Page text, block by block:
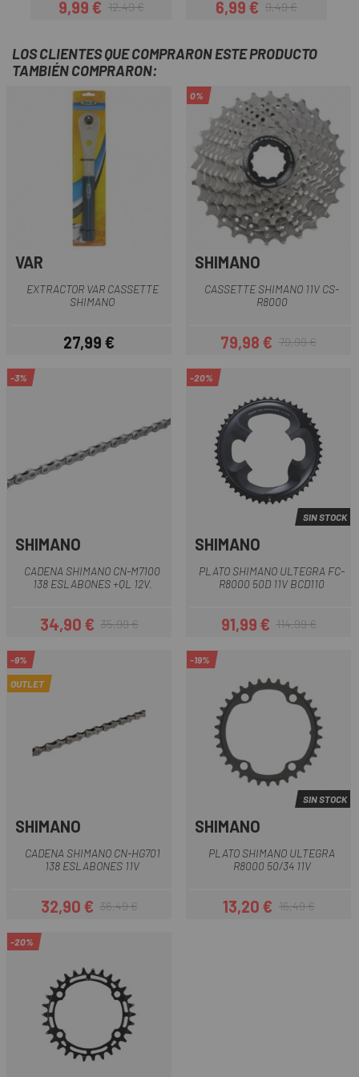
Precio
9,99 €Precio regular
12,49 €
Precio
6,99 €Precio regular
9,49 €
LOS CLIENTES QUE COMPRARON ESTE PRODUCTO
TAMBIÉN COMPRARON:
VAR
EXTRACTOR VAR CASSETTE
SHIMANO
Precio
27,99 €
0%
SHIMANO
CASSETTE SHIMANO 11V CS-
R8000
Precio
79,98 €Precio regular
79,99 €
-3%
SHIMANO
CADENA SHIMANO CN-M7100
138 ESLABONES +QL 12V.
Precio
34,90 €Precio regular
35,99 €
-20%
SIN STOCK
SHIMANO
PLATO SHIMANO ULTEGRA FC-
R8000 50D 11V BCD110
Precio
91,99 €Precio regular
114,99 €
-9%
OUTLET
SHIMANO
CADENA SHIMANO CN-HG701
138 ESLABONES 11V
Precio
32,90 €Precio regular
36,49 €
-19%
SIN STOCK
SHIMANO
PLATO SHIMANO ULTEGRA
R8000 50/34 11V
Precio
13,20 €Precio regular
16,49 €
-20%